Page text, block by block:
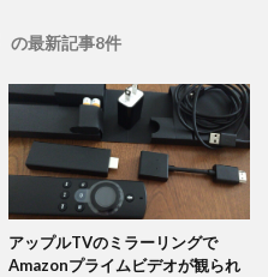
の最新記事8件
アップルTVのミラーリングで
Amazonプライムビデオが観られ